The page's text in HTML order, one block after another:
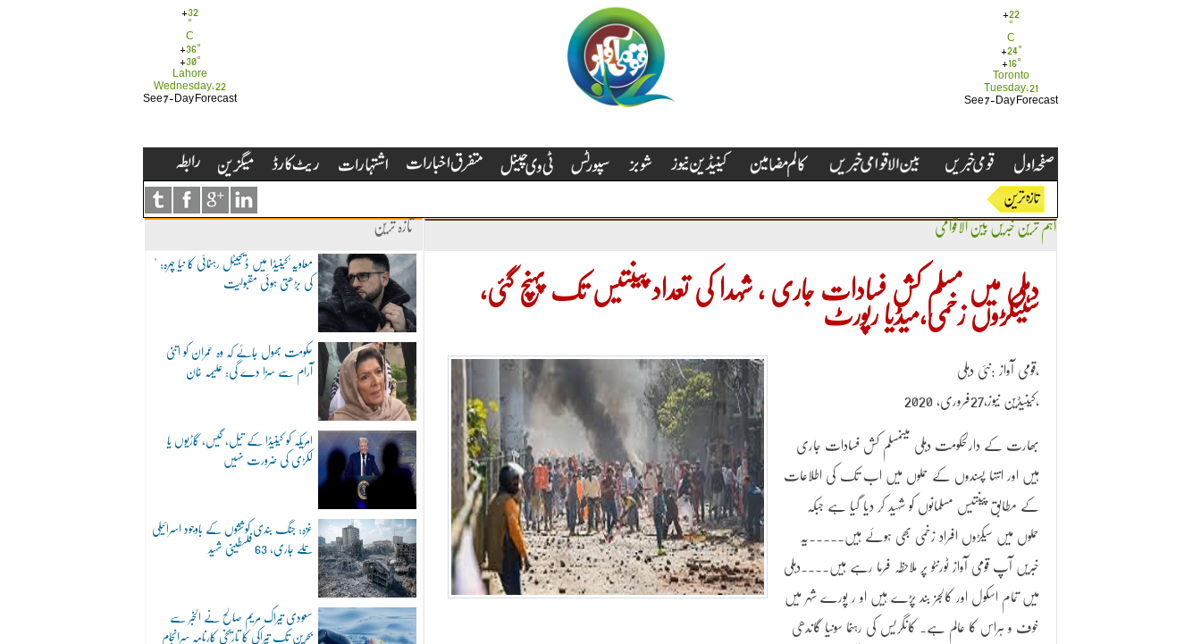
+22
°
C
+24°
+ 16°
Toronto
Tuesday, 21
See 7-Day Forecast
+32
°
C
+36°
+30°
Lahore
Wednesday, 22
See 7-Day Forecast
تازہ ترین
"معاویہ"کینیڈا میں ڈیجیٹل رہنمائی کا نیا چہرہ:
کی بڑھتی ہوئی مقبولیت
حکومت بھول جائے کہ وہ عمران کو اتنی
آرام سے سزا دے گی: علیمہ خان
امریکہ کو کینیڈا کے تیل، گیس، گاڑیوں یا
لکڑی کی ضرورت نہیں
غزہ: جنگ بندی کوششوں کے باوجود اسرائیلی
حملے جاری، 63 فلسطینی شہید
سعودی تیراک مریم صالح نے الخبر سے
بحرین تک تیراکی کا تاریخی کارنامہ سرانجام
اہم ترین خبریں بین الاقوامی
دہلی میں مسلم کش فسادات جاری ، شُہدا کی تعداد پینتیس تک پہنچ گئی،
سینکڑوں زخمی،میڈیا رپورٹ
قومی آواز :نئی دہلی،
کینیڈین نیوز،27فروری، 2020،
بھارت کے دارلحکومت دہلی میںمسلم کش فسادات جاری
ہیں اور انتہا پسندوں کے حملوں میں اب تک کی اطلاعات
کے مطابق پینتیس مسلمانوں کو شہید کر دیا گیا ہے جبکہ
حملوں میں سیکڑوں افراد زخمی بھی ہوئے ہیں۔۔۔۔۔یہ
خبریں آپ قومی آواز ٹورنٹو پر ملاحظہ فرما رہے ہیں۔۔۔۔دہلی
میں تمام اسکول اور کالجز بند پڑے ہیں او ر پورے شہر میں
خوف و ہراس کا عالم ہے۔ کانگریس کی رہنما سونیا گاندھی